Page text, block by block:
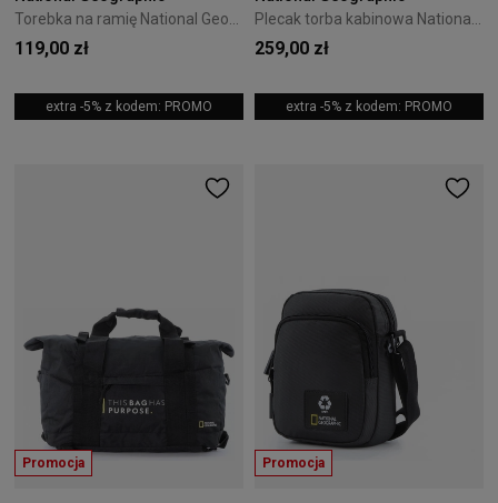
Torebka na ramię National Geographic Stream 4L Szara
119,00 zł
extra -5% z kodem: PROMO
Plecak torba kabinowa National Geographic Hybrid 23L Navy
259,00 zł
extra -5% z kodem: PROMO
Promocja Promocja